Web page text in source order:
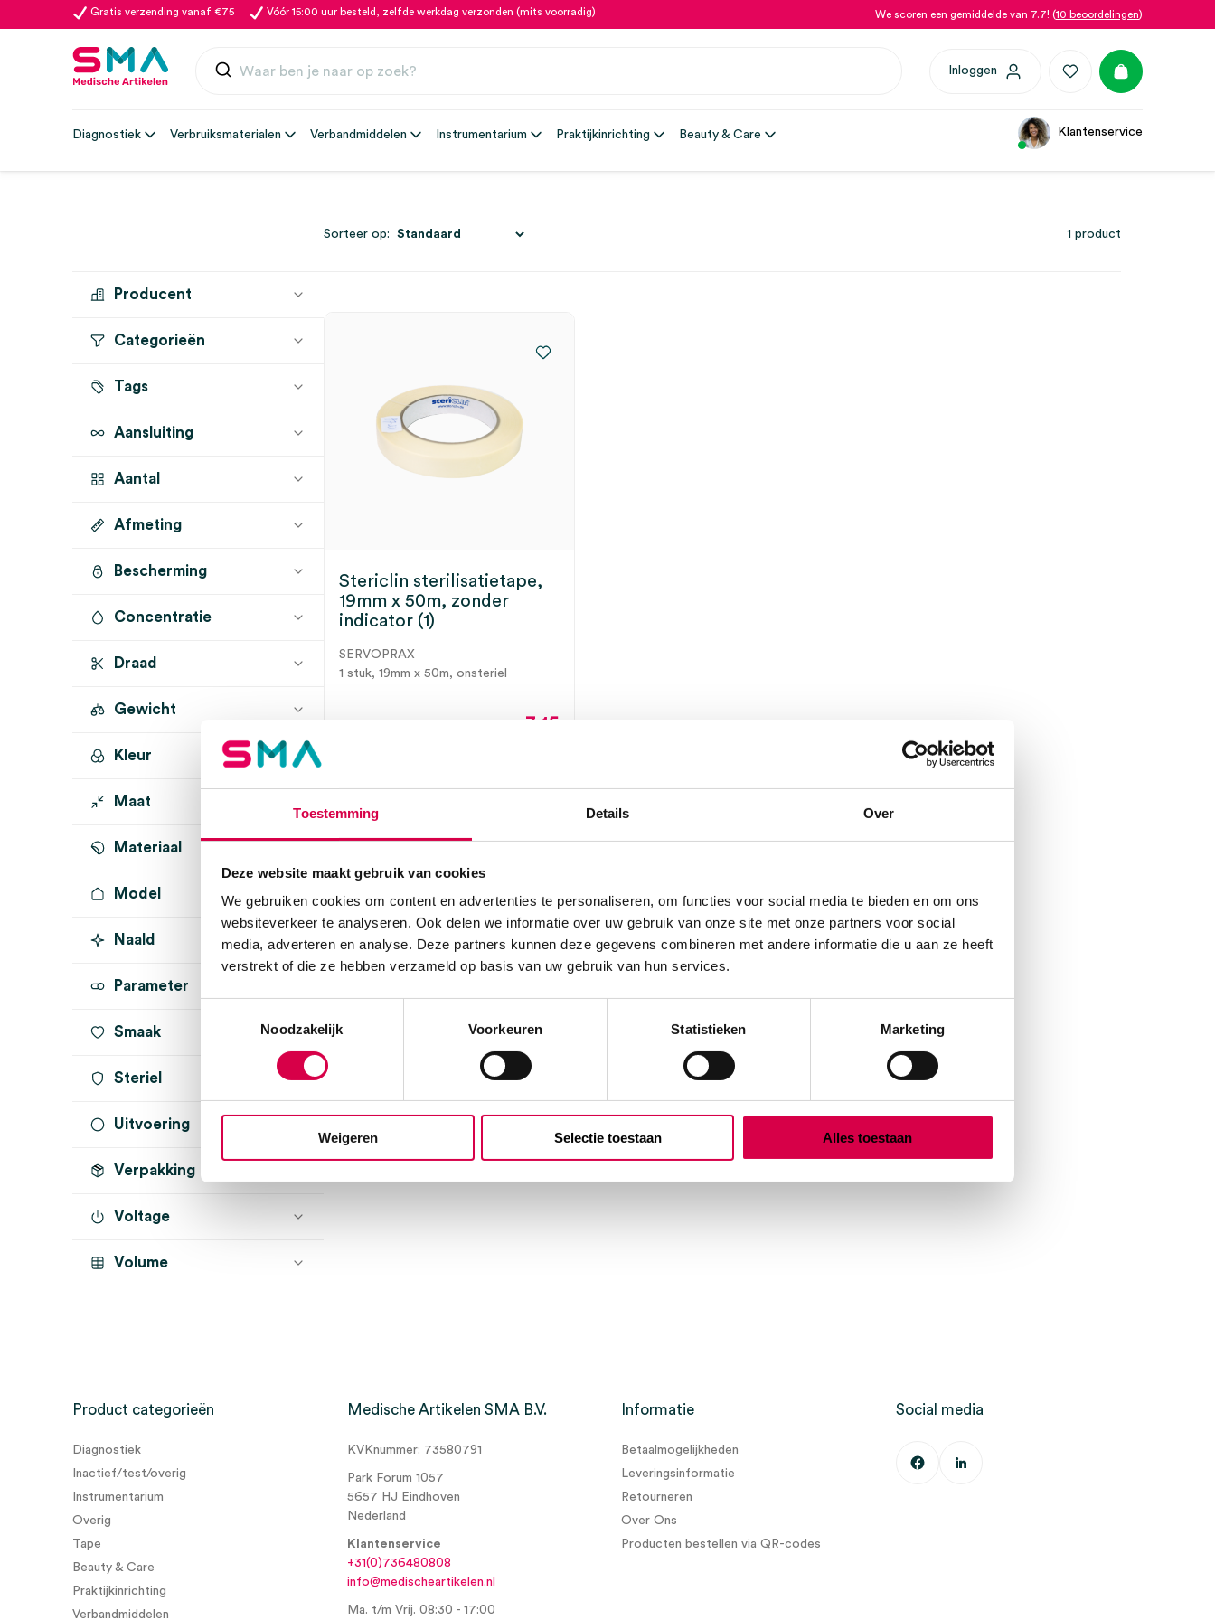
Toestemming Details Over
Deze website maakt gebruik van cookies
We gebruiken cookies om content en advertenties te personaliseren, om functies voor social media te bieden en om ons
websiteverkeer te analyseren. Ook delen we informatie over uw gebruik van onze site met onze partners voor social
media, adverteren en analyse. Deze partners kunnen deze gegevens combineren met andere informatie die u aan ze heeft
verstrekt of die ze hebben verzameld op basis van uw gebruik van hun services.
Noodzakelijk
Voorkeuren Statistieken Marketing
Weigeren Selectie toestaan Alles toestaan
Gratis verzending vanaf €75 Vóór 15:00 uur besteld, zelfde werkdag verzonden (mits voorradig) We scoren een gemiddelde van 7.7! (10 beoordelingen)
Inloggen
Diagnostiek Verbruiksmaterialen Verbandmiddelen Instrumentarium Praktijkinrichting Beauty & Care Klantenservice
Producent
SERVOPRAX (1)
Categorieën
Sterilisatie
Tags
Aansluiting
Aantal
1 stuk (1)
Afmeting
19mm x 50m (1)
Bescherming
Concentratie
Draad
Gewicht
Kleur
Maat
Materiaal
Model
Naald
Parameter
Smaak
Steriel
onsteriel (1)
Uitvoering
zonder indicator (1)
Verpakking
Voltage
Volume
1 product
Sorteer op:
Stericlin sterilisatietape,
19mm x 50m, zonder
indicator (1)
SERVOPRAX
1 stuk, 19mm x 50m, onsteriel
3.15
Product categorieën
Diagnostiek
Inactief/test/overig
Instrumentarium
Overig
Tape
Beauty & Care
Praktijkinrichting
Verbandmiddelen
Medische Artikelen SMA B.V.
KVKnummer: 73580791
Park Forum 1057
5657 HJ Eindhoven
Nederland
Klantenservice
+31(0)736480808
info@medischeartikelen.nl
Ma. t/m Vrij. 08:30 - 17:00
Informatie
Betaalmogelijkheden
Leveringsinformatie
Retourneren
Over Ons
Producten bestellen via QR-codes
Social media